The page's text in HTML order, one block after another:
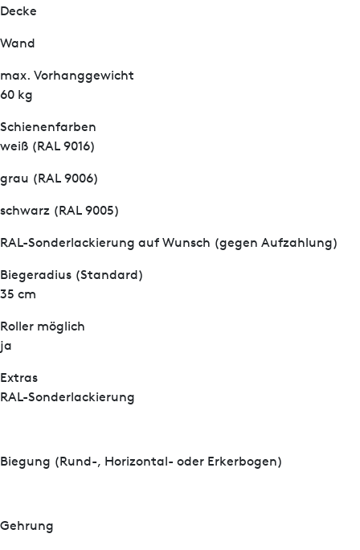
Decke
Wand
max. Vorhanggewicht
60 kg
Schienenfarben
weiß (RAL 9016)
grau (RAL 9006)
schwarz (RAL 9005)
RAL-Sonderlackierung auf Wunsch (gegen Aufzahlung)
Biegeradius (Standard)
35 cm
Roller möglich
ja
Extras
RAL-Sonderlackierung
Biegung (Rund-, Horizontal- oder Erkerbogen)
Gehrung